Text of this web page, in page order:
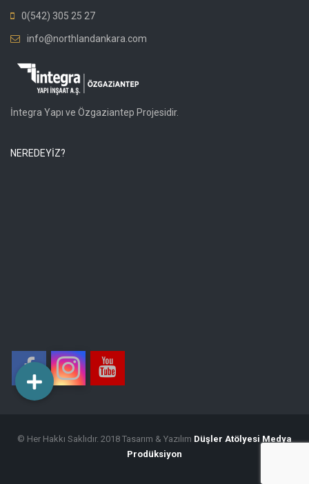
0(542) 305 25 27
info@northlandankara.com
İntegra Yapı ve Özgaziantep Projesidir.
NEREDEYİZ?
© Her Hakkı Saklıdır. 2018 Tasarım & Yazılım Düşler Atölyesi Medya
Prodüksiyon